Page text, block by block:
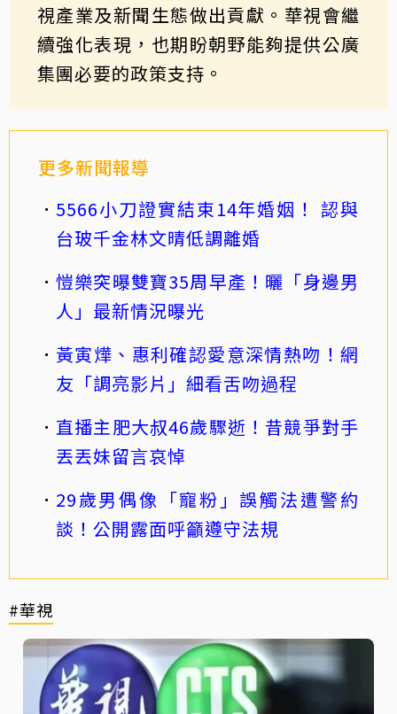
視產業及新聞生態做出貢獻。華視會繼
續強化表現，也期盼朝野能夠提供公廣
集團必要的政策支持。
更多新聞報導
5566小刀證實結束14年婚姻！ 認與
台玻千金林文晴低調離婚
愷樂突曝雙寶35周早產！曬「身邊男
人」最新情況曝光
黃寅燁、惠利確認愛意深情熱吻！網
友「調亮影片」細看舌吻過程
直播主肥大叔46歲驟逝！昔競爭對手
丟丟妹留言哀悼
29歲男偶像「寵粉」誤觸法遭警約
談！公開露面呼籲遵守法規
#華視